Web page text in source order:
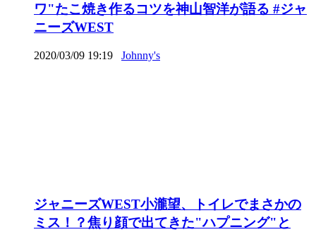
ワ"たこ焼き作るコツを神山智洋が語る #ジャ
ニーズWEST
2020/03/09 19:19 Johnny's
ジャニーズWEST小瀧望、トイレでまさかの
ミス！？焦り顔で出てきた"ハプニング"と